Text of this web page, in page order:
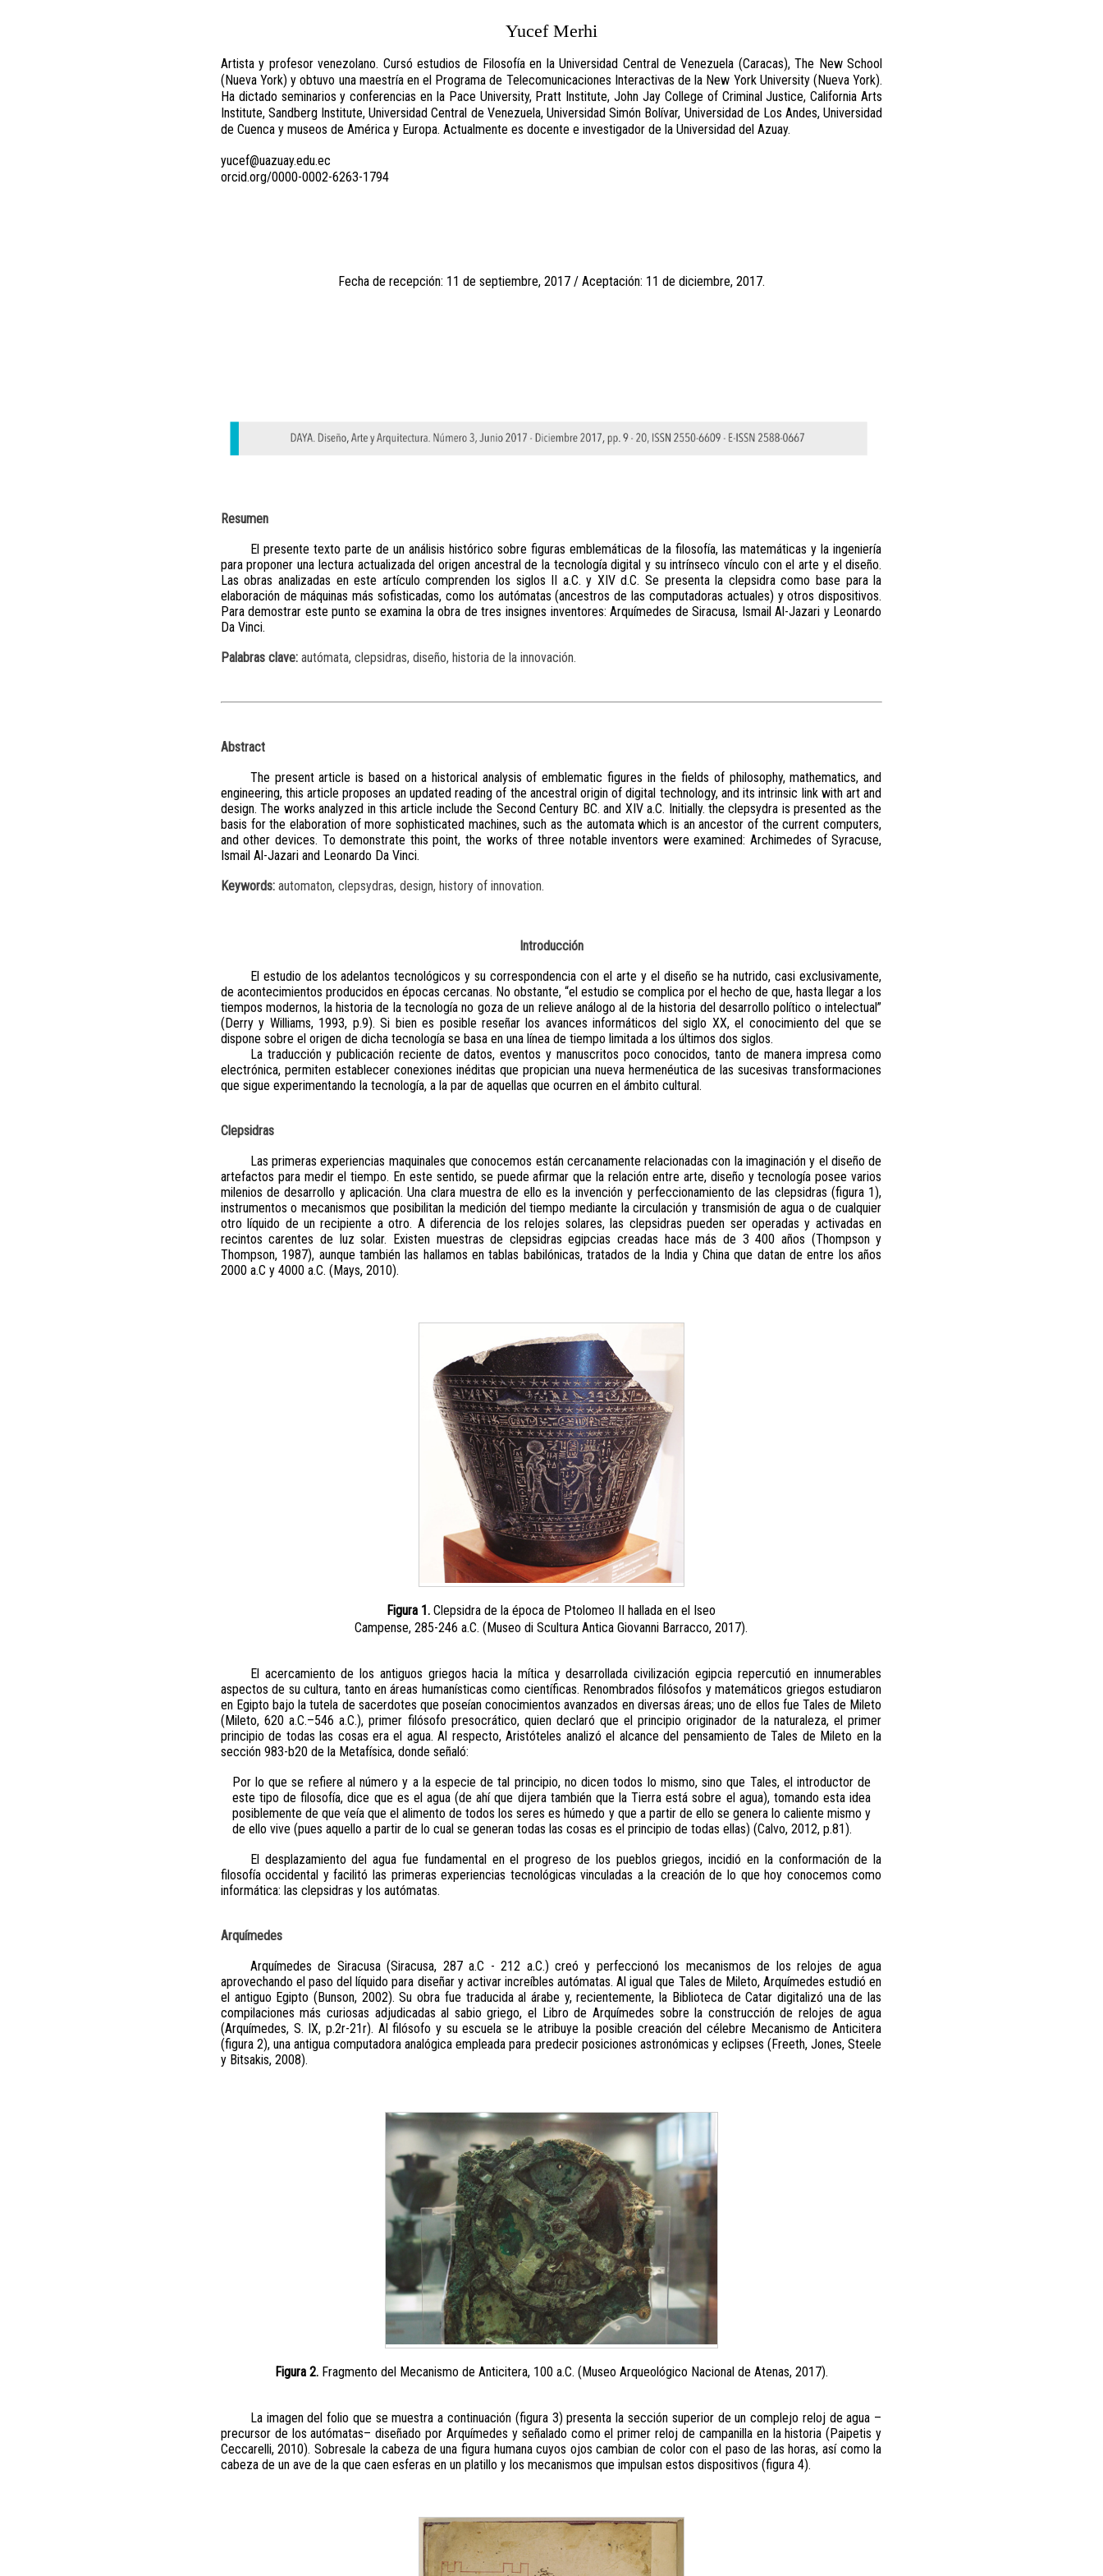
Yucef Merhi
Artista y profesor venezolano. Cursó estudios de Filosofía en la Universidad Central de Venezuela (Caracas), The New School
(Nueva York) y obtuvo una maestría en el Programa de Telecomunicaciones Interactivas de la New York University (Nueva York).
Ha dictado seminarios y conferencias en la Pace University, Pratt Institute, John Jay College of Criminal Justice, California Arts
Institute, Sandberg Institute, Universidad Central de Venezuela, Universidad Simón Bolívar, Universidad de Los Andes, Universidad
de Cuenca y museos de América y Europa. Actualmente es docente e investigador de la Universidad del Azuay.
yucef@uazuay.edu.ec
orcid.org/0000-0002-6263-1794
Fecha de recepción: 11 de septiembre, 2017 / Aceptación: 11 de diciembre, 2017.
Resumen
El presente texto parte de un análisis histórico sobre figuras emblemáticas de la filosofía, las matemáticas y la ingeniería
para proponer una lectura actualizada del origen ancestral de la tecnología digital y su intrínseco vínculo con el arte y el diseño.
Las obras analizadas en este artículo comprenden los siglos II a.C. y XIV d.C. Se presenta la clepsidra como base para la
elaboración de máquinas más sofisticadas, como los autómatas (ancestros de las computadoras actuales) y otros dispositivos.
Para demostrar este punto se examina la obra de tres insignes inventores: Arquímedes de Siracusa, Ismail Al-Jazari y Leonardo
Da Vinci.
Palabras clave:autómata, clepsidras, diseño, historia de la innovación.
Abstract
The present article is based on a historical analysis of emblematic figures in the fields of philosophy, mathematics, and
engineering, this article proposes an updated reading of the ancestral origin of digital technology, and its intrinsic link with art and
design. The works analyzed in this article include the Second Century BC. and XIV a.C. Initially. the clepsydra is presented as the
basis for the elaboration of more sophisticated machines, such as the automata which is an ancestor of the current computers,
and other devices. To demonstrate this point, the works of three notable inventors were examined: Archimedes of Syracuse,
Ismail Al-Jazari and Leonardo Da Vinci.
Keywords:automaton, clepsydras, design, history of innovation.
Introducción
El estudio de los adelantos tecnológicos y su correspondencia con el arte y el diseño se ha nutrido, casi exclusivamente,
de acontecimientos producidos en épocas cercanas. No obstante, “el estudio se complica por el hecho de que, hasta llegar a los
tiempos modernos, la historia de la tecnología no goza de un relieve análogo al de la historia del desarrollo político o intelectual”
(Derry y Williams, 1993, p.9). Si bien es posible reseñar los avances informáticos del siglo XX, el conocimiento del que se
dispone sobre el origen de dicha tecnología se basa en una línea de tiempo limitada a los últimos dos siglos.
La traducción y publicación reciente de datos, eventos y manuscritos poco conocidos, tanto de manera impresa como
electrónica, permiten establecer conexiones inéditas que propician una nueva hermenéutica de las sucesivas transformaciones
que sigue experimentando la tecnología, a la par de aquellas que ocurren en el ámbito cultural.
Clepsidras
Las primeras experiencias maquinales que conocemos están cercanamente relacionadas con la imaginación y el diseño de
artefactos para medir el tiempo. En este sentido, se puede afirmar que la relación entre arte, diseño y tecnología posee varios
milenios de desarrollo y aplicación. Una clara muestra de ello es la invención y perfeccionamiento de las clepsidras (figura 1),
instrumentos o mecanismos que posibilitan la medición del tiempo mediante la circulación y transmisión de agua o de cualquier
otro líquido de un recipiente a otro. A diferencia de los relojes solares, las clepsidras pueden ser operadas y activadas en
recintos carentes de luz solar. Existen muestras de clepsidras egipcias creadas hace más de 3 400 años (Thompson y
Thompson, 1987), aunque también las hallamos en tablas babilónicas, tratados de la India y China que datan de entre los años
2000 a.C y 4000 a.C. (Mays, 2010).
Figura 1. Clepsidra de la época de Ptolomeo II hallada en el Iseo
Campense, 285-246 a.C. (Museo di Scultura Antica Giovanni Barracco, 2017).
El acercamiento de los antiguos griegos hacia la mítica y desarrollada civilización egipcia repercutió en innumerables
aspectos de su cultura, tanto en áreas humanísticas como científicas. Renombrados filósofos y matemáticos griegos estudiaron
en Egipto bajo la tutela de sacerdotes que poseían conocimientos avanzados en diversas áreas; uno de ellos fue Tales de Mileto
(Mileto, 620 a.C.–546 a.C.), primer filósofo presocrático, quien declaró que el principio originador de la naturaleza, el primer
principio de todas las cosas era el agua. Al respecto, Aristóteles analizó el alcance del pensamiento de Tales de Mileto en la
sección 983-b20 de la Metafísica, donde señaló:
Por lo que se refiere al número y a la especie de tal principio, no dicen todos lo mismo, sino que Tales, el introductor de
este tipo de filosofía, dice que es el agua (de ahí que dijera también que la Tierra está sobre el agua), tomando esta idea
posiblemente de que veía que el alimento de todos los seres es húmedo y que a partir de ello se genera lo caliente mismo y
de ello vive (pues aquello a partir de lo cual se generan todas las cosas es el principio de todas ellas) (Calvo, 2012, p.81).
El desplazamiento del agua fue fundamental en el progreso de los pueblos griegos, incidió en la conformación de la
filosofía occidental y facilitó las primeras experiencias tecnológicas vinculadas a la creación de lo que hoy conocemos como
informática: las clepsidras y los autómatas.
Arquímedes
Arquímedes de Siracusa (Siracusa, 287 a.C - 212 a.C.) creó y perfeccionó los mecanismos de los relojes de agua
aprovechando el paso del líquido para diseñar y activar increíbles autómatas. Al igual que Tales de Mileto, Arquímedes estudió en
el antiguo Egipto (Bunson, 2002). Su obra fue traducida al árabe y, recientemente, la Biblioteca de Catar digitalizó una de las
compilaciones más curiosas adjudicadas al sabio griego, el Libro de Arquímedes sobre la construcción de relojes de agua
(Arquímedes, S. IX, p.2r-21r). Al filósofo y su escuela se le atribuye la posible creación del célebre Mecanismo de Anticitera
(figura 2), una antigua computadora analógica empleada para predecir posiciones astronómicas y eclipses (Freeth, Jones, Steele
y Bitsakis, 2008).
Figura 2.Fragmento del Mecanismo de Anticitera, 100 a.C. (Museo Arqueológico Nacional de Atenas, 2017).
La imagen del folio que se muestra a continuación (figura 3) presenta la sección superior de un complejo reloj de agua –
precursor de los autómatas– diseñado por Arquímedes y señalado como el primer reloj de campanilla en la historia (Paipetis y
Ceccarelli, 2010). Sobresale la cabeza de una figura humana cuyos ojos cambian de color con el paso de las horas, así como la
cabeza de un ave de la que caen esferas en un platillo y los mecanismos que impulsan estos dispositivos (figura 4).